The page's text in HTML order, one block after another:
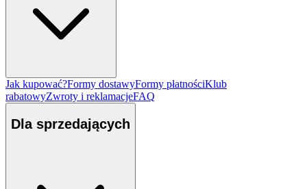
Jak kupować?Formy dostawyFormy płatnościKlub
rabatowyZwroty i reklamacjeFAQ
Dla sprzedających